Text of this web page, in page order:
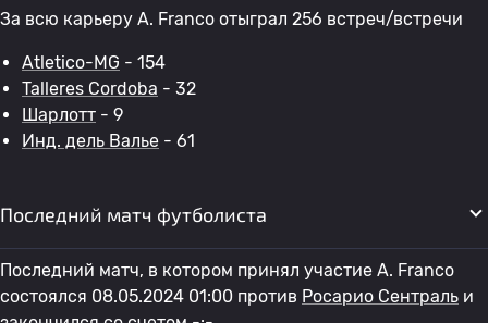
За всю карьеру A. Franco отыграл 256 встреч/встречи
Atletico-MG - 154
Talleres Cordoba - 32
Шарлотт - 9
Инд. дель Валье - 61
Последний матч футболиста
Последний матч, в котором принял участие A. Franco
состоялся 08.05.2024 01:00 против Росарио Сентраль и